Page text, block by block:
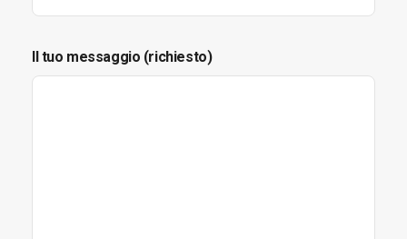
Il tuo messaggio (richiesto)